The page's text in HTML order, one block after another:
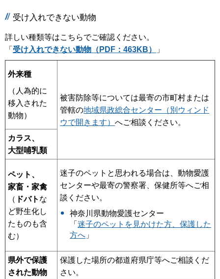
受け入れできない動物
詳しい種類等はこちらでご確認ください。
「 受け入れできない動物（PDF：463KB） 」
外来種
（人為的に
移入された
動物）
被害防除等については最寄の市町村または
管轄の地域県政総合センター（別ウィンド
ウで開きます） へご相談ください。
カラス、
大型哺乳類
ペット、
家畜・家禽
（ ドバト な
ど野生化し
たものも含
む）
迷子のペットと思われる場合は、動物愛護
センターや最寄の警察署、保健所等へご相
談ください。
神奈川県動物愛護センター
「 迷子のペットを見かけた方、保護した
方へ 」
県外で保護
された動物
保護した場所の都道府県庁等へご相談くだ
さい。